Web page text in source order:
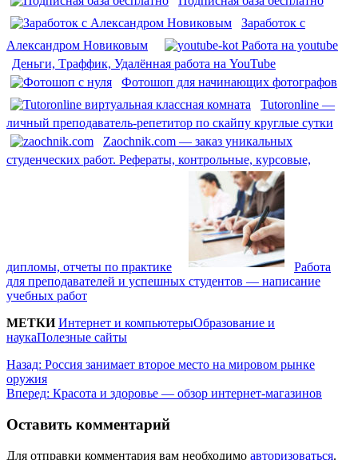
Заработок с
Александром Новиковым
Дeньги, Тpaффик, Удaлённaя рaбота на YouTube
Фотошоп для начинающих фотографов
Tutoronline —
личный преподаватель-репетитор по скайпу круглые сутки
Zaochnik.com — заказ уникальных
студенческих работ. Рефераты, контрольные, курсовые,
дипломы, отчеты по практике
Работа
для преподавателей и успешных студентов — написание
учебных работ
МЕТКИИнтернет и компьютерыОбразование и
наукаПолезные сайты
Назад: Россия занимает второе место на мировом рынке
оружия
Вперед: Красота и здоровье — обзор интернет-магазинов
Оставить комментарий
Для отправки комментария вам необходимо авторизоваться.